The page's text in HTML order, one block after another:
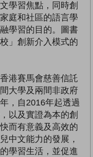
學習焦點，同時創
庭和社區的語言學
學習的目的。圖書
」創新介入模式的
港賽馬會慈善信託
大學及兩間非政府
，自2016年起透過
以及實證為本的創
而有意義及高效的
中文能力的發展，
學習生活，並促進